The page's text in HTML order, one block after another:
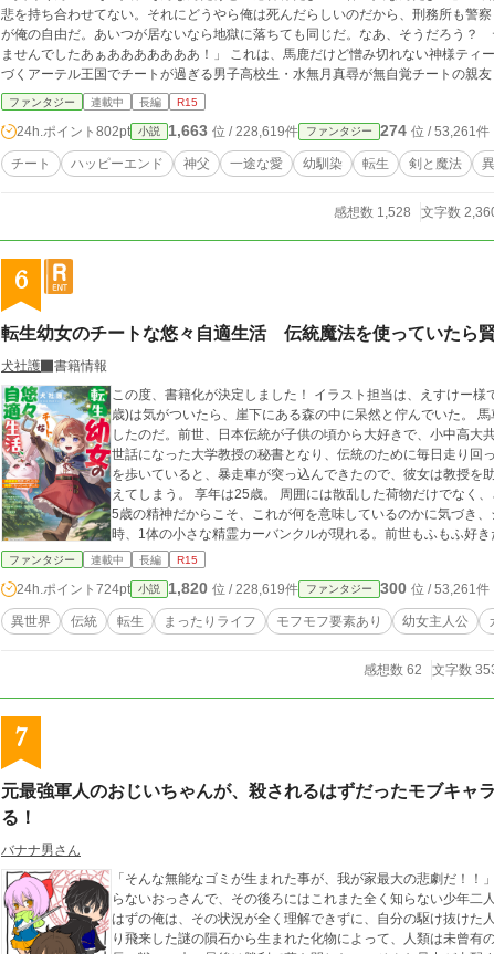
悲を持ち合わせてない。それにどうやら俺は死んだらしいのだから、刑務所も警
が俺の自由だ。あいつが居ないなら地獄に落ちても同じだ。なあ、そうだろう？
ませんでしたあぁあああああああ！」 これは、馬鹿だけど憎み切れない神様ティーンクトゥスの為に剣と魔法、そして魔獣たちの息
づくアーテル王国でチートが過ぎる男子高校生・水無月真尋が無自覚チートの親
に生きていく物語。 主人公は一途に幼馴染(女性)を想い続けます。話はゆっくり進んでいきます。 ※教会、神
が実在するものとは一切関係ありません。 ※対応できない可能性がありますので
ます
ファンタジー 連載中 長編 R15
24h.ポイント 802pt 小説 1,663 位 / 228,619件 ファンタジー 274 位 / 53,261件
チート ハッピーエンド 神父 一途な愛 幼馴染 転生 剣と魔法
感想数 1,528 文字数
6
転生幼女のチートな悠々自適生活 伝統魔法を使っていたら
犬社護
書籍情報
この度、書籍化が決定しました！ イラスト担当は、えすけー様です。 5月13
歳)は気がついたら、崖下にある森の中に呆然と佇んでいた。 馬車が崖下に落下した影響で、前世の記憶を思い出
したのだ。前世、日本伝統が子供の頃から大好きで、小中高大
世話になった大学教授の秘書となり、伝統のために毎日走り回
を歩いていると、暴走車が突っ込んできたので、彼女は教授を
えてしまう。 享年は25歳。 周囲には散乱した荷物だけでなく、さっきまで会話していた家族が横たわっている。 2
5歳の精神だからこそ、これが何を意味しているのかに気づき、ショックを受ける。
時、1体の小さな精霊カーバンクルが現れる。前世もふもふ好
悲しみも和らぎ、互いに打ち解けることに成功する。 精霊カーバンクルと仲良くなったことで、彼女は日本古来の
族達もそれに振り回されるものの、愛くるしく天真爛漫な彼女
人々や精霊に愛されていくユミルは、伝統魔法で仲間たちと悠
ファンタジー 連載中 長編 R15
24h.ポイント 724pt 小説 1,820 位 / 228,619件 ファンタジー 300 位 / 53,261件
異世界 伝統 転生 まったりライフ モフモフ要素あり 幼女主人公
感想数 62 文字数
7
元最強軍人のおじいちゃんが、殺されるはずだったモブキャ
る！
バナナ男さん
「そんな無能なゴミが生まれた事が、我が家最大の悲劇だ！
らないおっさんで、その後ろにはこれまた全く知らない少年
はずの俺は、その状況が全く理解できずに、自分の駆け抜
り飛来した謎の隕石から生まれた化物によって、人類は未曾